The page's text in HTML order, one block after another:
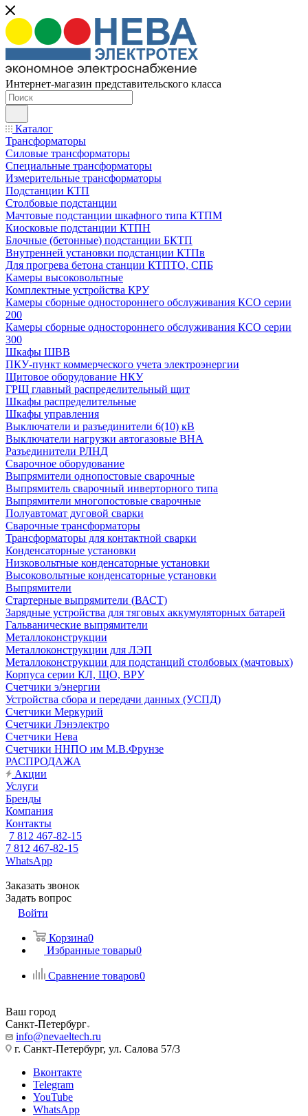
Интернет-магазин представительского класса
Каталог
Трансформаторы
Силовые трансформаторы
Специальные трансформаторы
Измерительные трансформаторы
Подстанции КТП
Столбовые подстанции
Мачтовые подстанции шкафного типа КТПМ
Киосковые подстанции КТПН
Блочные (бетонные) подстанции БКТП
Внутренней установки подстанции КТПв
Для прогрева бетона станции КТПТО, СПБ
Камеры высоковольтные
Комплектные устройства КРУ
Камеры сборные одностороннего обслуживания КСО серии
200
Камеры сборные одностороннего обслуживания КСО серии
300
Шкафы ШВВ
ПКУ-пункт коммерческого учета электроэнергии
Щитовое оборудование НКУ
ГРЩ главный распределительный щит
Шкафы распределительные
Шкафы управления
Выключатели и разъединители 6(10) кВ
Выключатели нагрузки автогазовые ВНА
Разъединители РЛНД
Сварочное оборудование
Выпрямители однопостовые сварочные
Выпрямитель сварочный инверторного типа
Выпрямители многопостовые сварочные
Полуавтомат дуговой сварки
Сварочные трансформаторы
Трансформаторы для контактной сварки
Конденсаторные установки
Низковольтные конденсаторные установки
Высоковольтные конденсаторные установки
Выпрямители
Стартерные выпрямители (ВАСТ)
Зарядные устройства для тяговых аккумуляторных батарей
Гальванические выпрямители
Металлоконструкции
Металлоконструкции для ЛЭП
Металлоконструкции для подстанций столбовых (мачтовых)
Корпуса серии КЛ, ЩО, ВРУ
Счетчики э/энергии
Устройства сбора и передачи данных (УСПД)
Счетчики Меркурий
Счетчики Лэнэлектро
Счетчики Нева
Счетчики ННПО им М.В.Фрунзе
РАСПРОДАЖА
Акции
Услуги
Бренды
Компания
Контакты
7 812 467-82-15
7 812 467-82-15
WhatsApp
Заказать звонок
Задать вопрос
Войти
Корзина0
Избранные товары0
Сравнение товаров0
Ваш город
Санкт-Петербург
info@nevaeltech.ru
г. Санкт-Петербург, ул. Салова 57/3
Вконтакте
Telegram
YouTube
WhatsApp